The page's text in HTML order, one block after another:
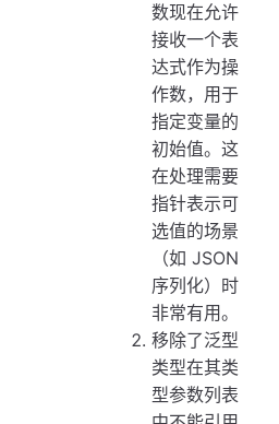
数现在允许
接收一个表
达式作为操
作数，用于
指定变量的
初始值。这
在处理需要
指针表示可
选值的场景
（如 JSON
序列化）时
非常有用。
移除了泛型
类型在其类
型参数列表